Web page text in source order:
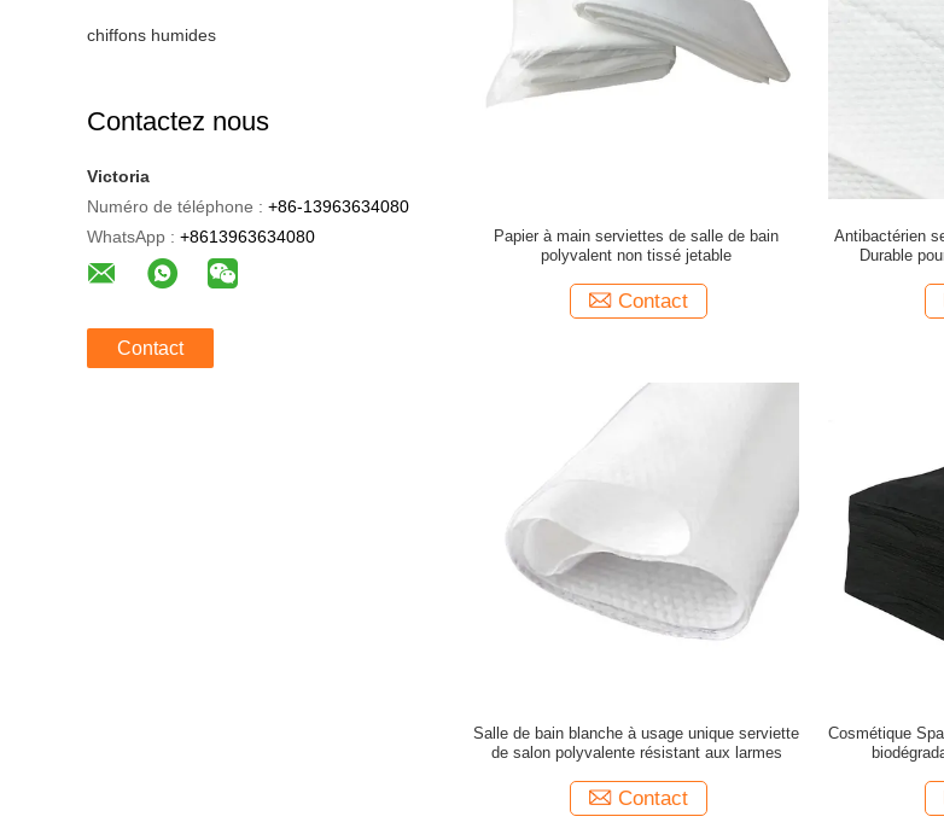
chiffons humides
Contactez nous
Victoria
Numéro de téléphone : +86-13963634080
WhatsApp : +8613963634080
Contact
Papier à main serviettes de salle de bain
polyvalent non tissé jetable
Contact
Antibactérien
Durable
Salle de bain blanche à usage unique serviette
de salon polyvalente résistant aux larmes
Contact
Cosmétique